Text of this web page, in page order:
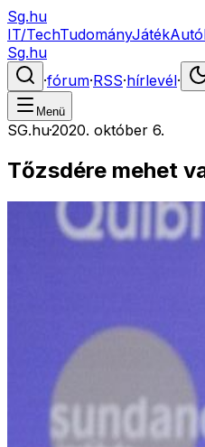
Sg.hu
IT/TechTudományJátékAutó
Sg.hu
·fórum·RSS·hírlevél·
Menü
SG.hu·2020. október 6.
Tőzsdére mehet